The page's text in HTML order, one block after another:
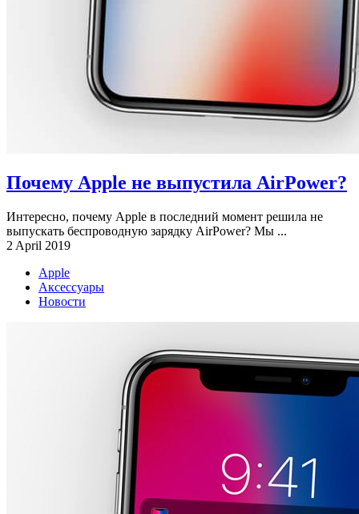
Почему Apple не выпустила AirPower?
Интересно, почему Apple в последний момент решила не
выпускать беспроводную зарядку AirPower? Мы ...
2 April 2019
Apple
Аксессуары
Новости